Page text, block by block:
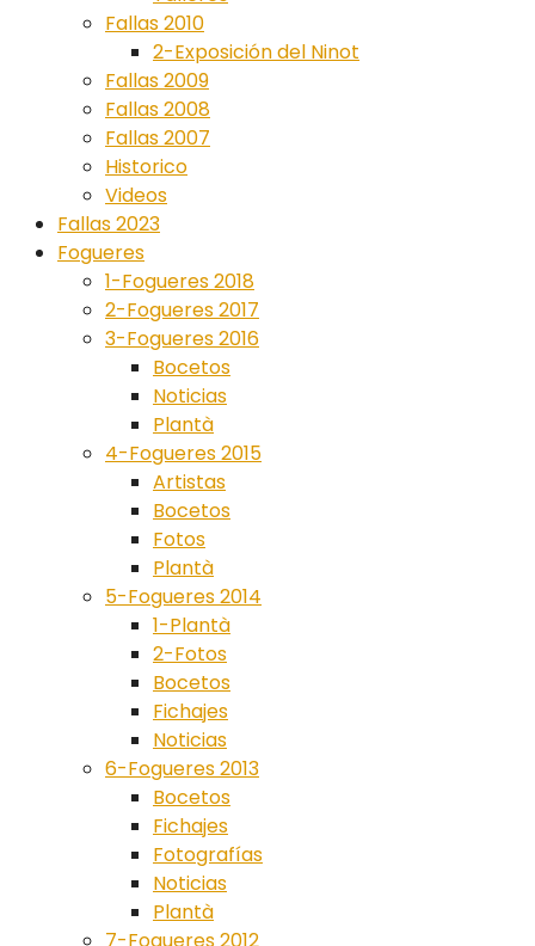
Fallas 2010
2-Exposición del Ninot
Fallas 2009
Fallas 2008
Fallas 2007
Historico
Videos
Fallas 2023
Fogueres
1-Fogueres 2018
2-Fogueres 2017
3-Fogueres 2016
Bocetos
Noticias
Plantà
4-Fogueres 2015
Artistas
Bocetos
Fotos
Plantà
5-Fogueres 2014
1-Plantà
2-Fotos
Bocetos
Fichajes
Noticias
6-Fogueres 2013
Bocetos
Fichajes
Fotografías
Noticias
Plantà